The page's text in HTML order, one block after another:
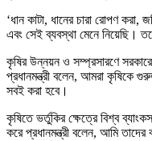
‘ধান কাটা, ধানের চারা রোপণ করা,
এবং সেই ব্যবস্থা মেনে নিয়েছি।
কৃষির উন্নয়ন ও সম্প্রসারণে
প্রধানমন্ত্রী বলেন, আমরা কৃষিকে
সবই করা হবে।
কৃষিতে ভর্তুকির ক্ষেত্রে বিশ্ব
করে প্রধানমন্ত্রী বলেন, আমি তাদের